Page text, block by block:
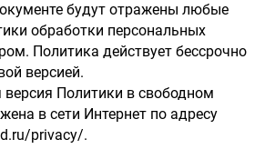
будут отражены любые
обработки персональных
Политика действует бессрочно
версией.
версия Политики в свободном
в сети Интернет по адресу
privacy/.